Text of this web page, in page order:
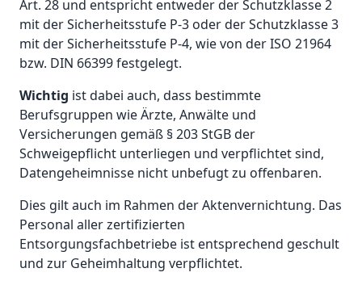
Art. 28 und entspricht entweder der Schutzklasse 2
mit der Sicherheitsstufe P-3 oder der Schutzklasse 3
mit der Sicherheitsstufe P-4, wie von der ISO 21964
bzw. DIN 66399 festgelegt.
Wichtig ist dabei auch, dass bestimmte
Berufsgruppen wie Ärzte, Anwälte und
Versicherungen gemäß § 203 StGB der
Schweigepflicht unterliegen und verpflichtet sind,
Datengeheimnisse nicht unbefugt zu offenbaren.
Dies gilt auch im Rahmen der Aktenvernichtung. Das
Personal aller zertifizierten
Entsorgungsfachbetriebe ist entsprechend geschult
und zur Geheimhaltung verpflichtet.